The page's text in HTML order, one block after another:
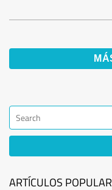
ARTÍCULOS